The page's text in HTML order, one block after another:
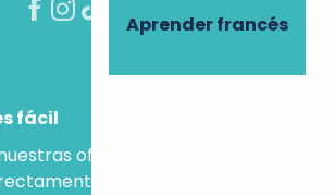
Aprender francés
fácil
ofertas e ideas para las
en tu bandeja de